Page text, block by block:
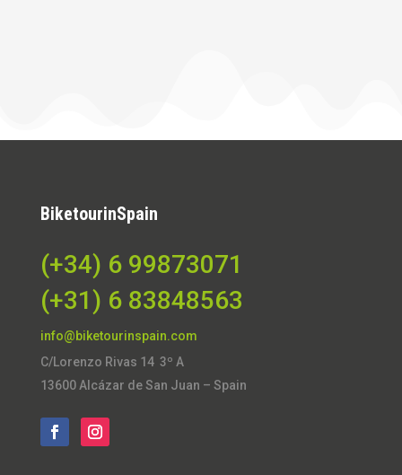
BiketourinSpain
(+34) 6 99873071
(+31) 6 83848563
info@biketourinspain.com
C/Lorenzo Rivas 14 3º A
13600 Alcázar de San Juan – Spain